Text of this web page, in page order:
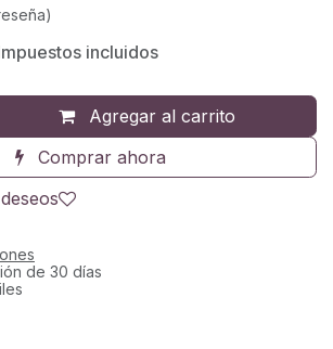
incluidos
Agregar al carrito
Comprar ahora
de 30 días